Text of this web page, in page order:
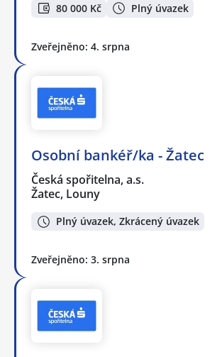
80 000 Kč Plný úvazek
Zveřejněno: 4. srpna
Osobní bankéř/ka - Žatec
Česká spořitelna, a.s.
Žatec, Louny
Plný úvazek, Zkrácený úvazek
Zveřejněno: 3. srpna